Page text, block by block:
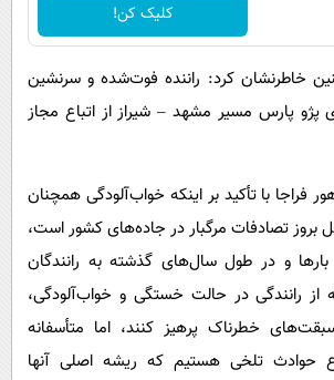
کلیک کن!
خاطرنشان کرد: راننده فوت‌شده و سرنشین
پارس مسیر مشهد – شیراز از اتباع مجاز
فراجا با تأکید بر اینکه خواب‌آلودگی همچنان
بروز تصادفات مرگبار در جاده‌های کشور است،
و در طول سال‌های گذشته به رانندگان
رانندگی در حالت خستگی و خواب‌آلودگی،
خطرناک پرهیز کنند، اما متأسفانه
حوادث تلخی هستیم که ریشه اصلی آنها